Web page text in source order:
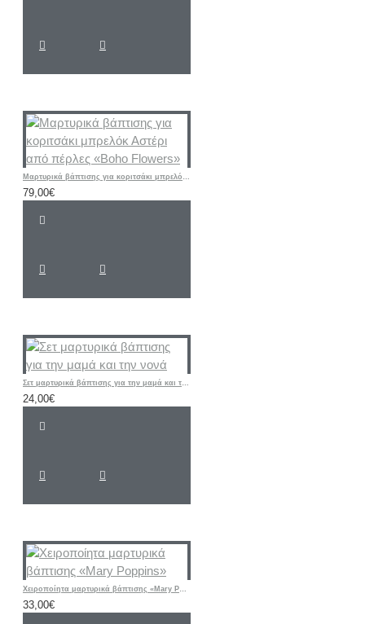
Μαρτυρικά βάπτισης για κοριτσάκι μπρελόκ Αστέρι από πέρλες «Boho Flowers»
79,00€
Σετ μαρτυρικά βάπτισης για την μαμά και την νονά
24,00€
Χειροποίητα μαρτυρικά βάπτισης «Mary Poppins»
33,00€